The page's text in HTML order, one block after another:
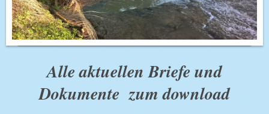
Alle aktuellen Briefe und
Dokumente zum download